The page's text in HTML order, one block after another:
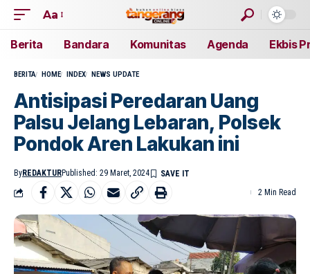
Aa
Berita Bandara Komunitas Agenda Ekbis
BERITA HOME INDEX NEWS UPDATE
Antisipasi Peredaran Uang
Palsu Jelang Lebaran, Polsek
Pondok Aren Lakukan ini
ByREDAKTURPublished: 29 Maret, 2024
2 Min Read